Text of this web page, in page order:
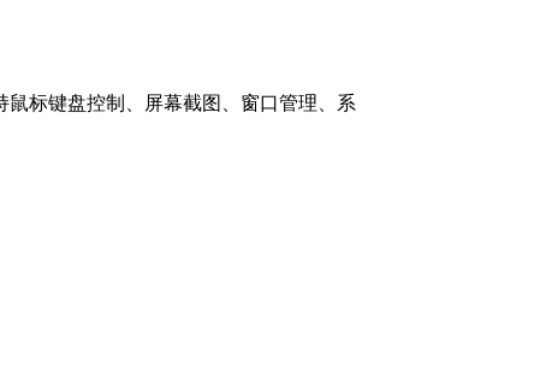
鼠标键盘控制、屏幕截图、窗口管理、系